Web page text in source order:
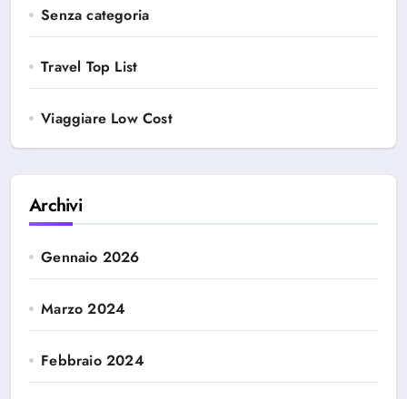
Senza categoria
Travel Top List
Viaggiare Low Cost
Archivi
Gennaio 2026
Marzo 2024
Febbraio 2024